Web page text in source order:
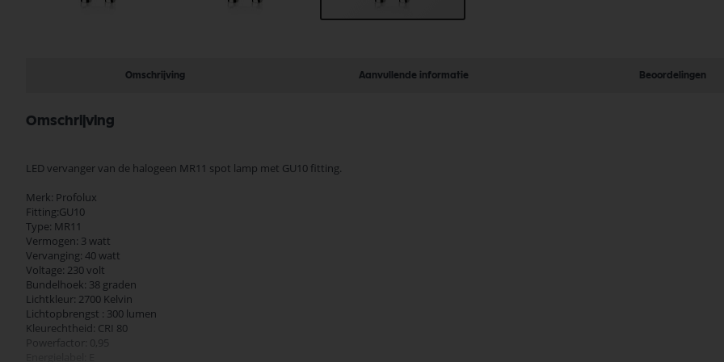
afbeeldingen-
gallerij
Omschrijving Aanvullende informatie Beoordelingen
Omschrijving
LED vervanger van de halogeen MR11 spot lamp met GU10 fitting.
Merk: Profolux
Fitting:GU10
Type: MR11
Vermogen: 3 watt
Vervanging: 40 watt
Voltage: 230 volt
Bundelhoek: 38 graden
Lichtkleur: 2700 Kelvin
Lichtopbrengst : 300 lumen
Kleurechtheid: CRI 80
Powerfactor: 0,95